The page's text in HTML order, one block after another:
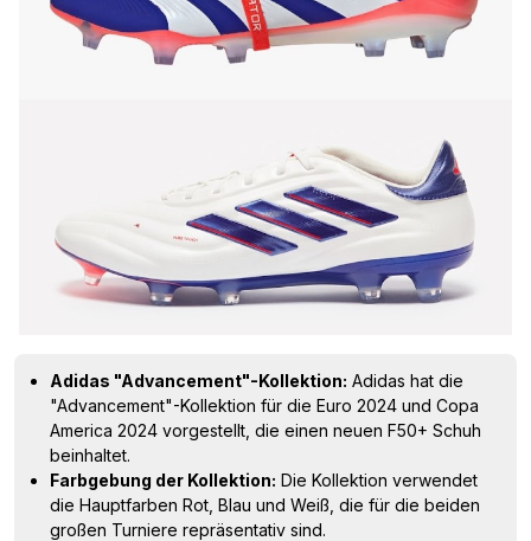
Adidas "Advancement"-Kollektion: Adidas hat die
"Advancement"-Kollektion für die Euro 2024 und Copa
America 2024 vorgestellt, die einen neuen F50+ Schuh
beinhaltet.
Farbgebung der Kollektion: Die Kollektion verwendet
die Hauptfarben Rot, Blau und Weiß, die für die beiden
großen Turniere repräsentativ sind.